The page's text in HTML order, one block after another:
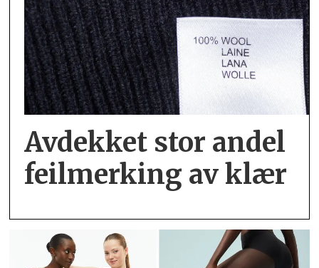
Avdekket stor andel
feil­merking av klær